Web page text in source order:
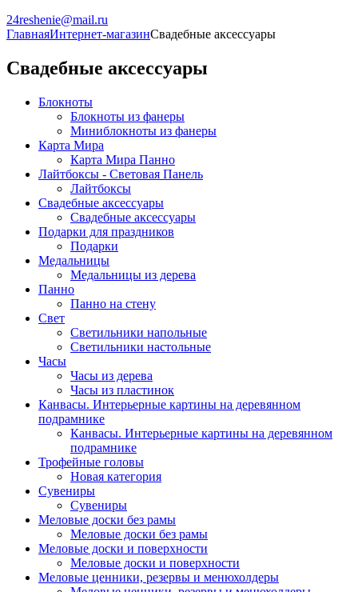
24reshenie@mail.ru
ГлавнаяИнтернет-магазинСвадебные аксессуары
Свадебные аксессуары
Блокноты
Блокноты из фанеры
Миниблокноты из фанеры
Карта Мира
Карта Мира Панно
Лайтбоксы - Световая Панель
Лайтбоксы
Свадебные аксессуары
Свадебные аксессуары
Подарки для праздников
Подарки
Медальницы
Медальницы из дерева
Панно
Панно на стену
Свет
Светильники напольные
Светильники настольные
Часы
Часы из дерева
Часы из пластинок
Канвасы. Интерьерные картины на деревянном
подрамнике
Канвасы. Интерьерные картины на деревянном
подрамнике
Трофейные головы
Новая категория
Сувениры
Сувениры
Меловые доски без рамы
Меловые доски без рамы
Меловые доски и поверхности
Меловые доски и поверхности
Меловые ценники, резервы и менюхолдеры